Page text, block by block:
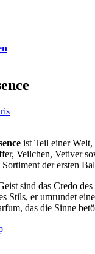
ist Teil einer
Veilchen, Vetiver
Sortiment der ersten
sind das Credo
Stils, er umrundet
das die Sinne